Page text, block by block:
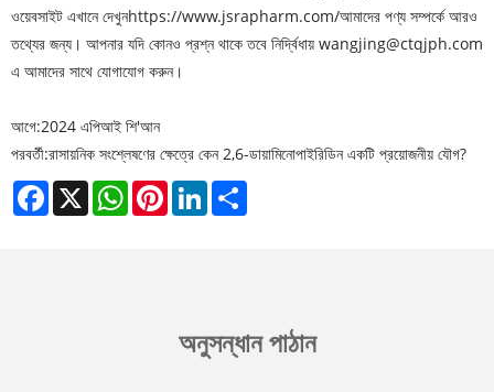
ওয়েবসাইট এখানে দেখুনhttps://www.jsrapharm.com/আমাদের পণ্য সম্পর্কে আরও
তথ্যের জন্য। আপনার যদি কোনও প্রশ্ন থাকে তবে নির্দ্বিধায় wangjing@ctqjph.com
এ আমাদের সাথে যোগাযোগ করুন।
আগে:2024 এপিআই শি'আন
পরবর্তী:রাসায়নিক সংশ্লেষণের ক্ষেত্রে কেন 2,6-ডায়ামিনোপাইরিডিন একটি প্রয়োজনীয় যৌগ?
Facebook
X WhatsAppPinterestLinkedIn
অনুসন্ধান পাঠান